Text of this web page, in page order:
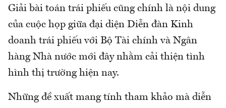
Giải bài toán trái phiếu cũng chính là nội dung
của cuộc họp giữa đại diện Diễn đàn Kinh
doanh trái phiếu với Bộ Tài chính và Ngân
hàng Nhà nước mới đây nhằm cải thiện tình
hình thị trường hiện nay.
Những đề xuất mang tính tham khảo mà diễn